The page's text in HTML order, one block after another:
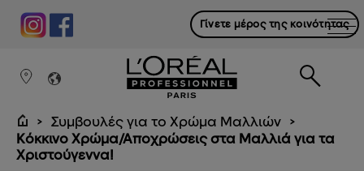
Γίνετε μέρος της κοινότητας
Συμβουλές για το Χρώμα Μαλλιών
Κόκκινο Χρώμα/Αποχρώσεις στα Μαλλιά για τα
Χριστούγεννα!